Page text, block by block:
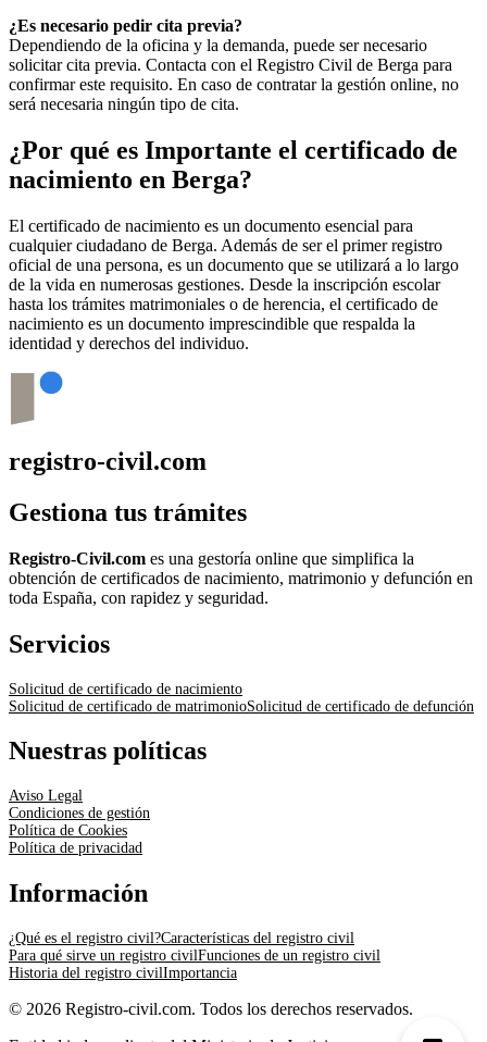
¿Es necesario pedir cita previa?
Dependiendo de la oficina y la demanda, puede ser necesario
solicitar cita previa. Contacta con el Registro Civil de Berga para
confirmar este requisito. En caso de contratar la gestión online, no
será necesaria ningún tipo de cita.
¿Por qué es Importante el certificado de
nacimiento en Berga?
El certificado de nacimiento es un documento esencial para
cualquier ciudadano de Berga. Además de ser el primer registro
oficial de una persona, es un documento que se utilizará a lo largo
de la vida en numerosas gestiones. Desde la inscripción escolar
hasta los trámites matrimoniales o de herencia, el certificado de
nacimiento es un documento imprescindible que respalda la
identidad y derechos del individuo.
registro-civil.com
Gestiona tus trámites
Registro-Civil.com es una gestoría online que simplifica la
obtención de certificados de nacimiento, matrimonio y defunción en
toda España, con rapidez y seguridad.
Servicios
Solicitud de certificado de nacimiento
Solicitud de certificado de matrimonioSolicitud de certificado de defunción
Nuestras políticas
Aviso Legal
Condiciones de gestión
Política de Cookies
Política de privacidad
Información
¿Qué es el registro civil?Características del registro civil
Para qué sirve un registro civilFunciones de un registro civil
Historia del registro civilImportancia
© 2026 Registro-civil.com. Todos los derechos reservados.